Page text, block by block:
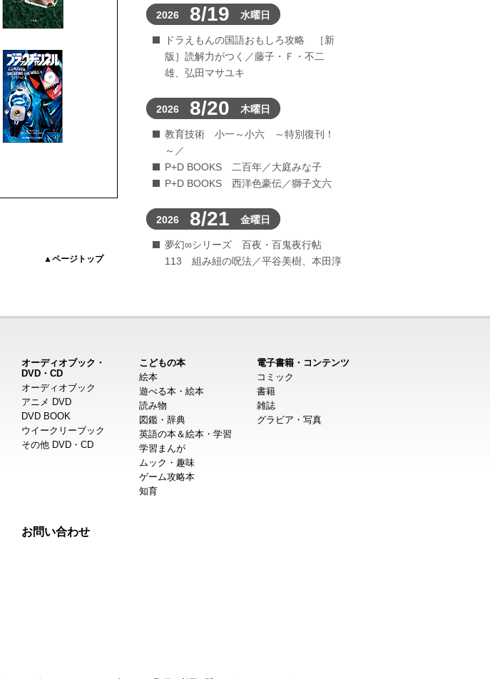
▲ページトップ
2026 8/19 水曜日
ドラえもんの国語おもしろ攻略 ［新
版］読解力がつく／藤子・Ｆ・不二
雄、弘田マサユキ
2026 8/20 木曜日
教育技術 小一～小六 ～特別復刊！
～／
P+D BOOKS 二百年／大庭みな子
P+D BOOKS 西洋色豪伝／獅子文六
2026 8/21 金曜日
夢幻∞シリーズ 百夜・百鬼夜行帖
113 組み紐の呪法／平谷美樹、本田淳
オーディオブック・
DVD・CD
オーディオブック
アニメ DVD
DVD BOOK
ウイークリーブック
その他 DVD・CD
こどもの本
絵本
遊べる本・絵本
読み物
図鑑・辞典
英語の本＆絵本・学習
学習まんが
ムック・趣味
ゲーム攻略本
知育
電子書籍・コンテンツ
コミック
書籍
雑誌
グラビア・写真
お問い合わせ